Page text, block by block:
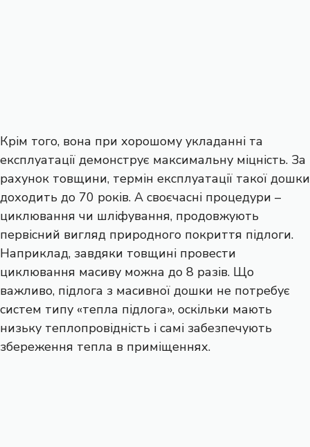
Крім того, вона при хорошому укладанні та
експлуатації демонструє максимальну міцність. За
рахунок товщини, термін експлуатації такої дошки
доходить до 70 років. А своєчасні процедури –
циклювання чи шліфування, продовжують
первісний вигляд природного покриття підлоги.
Наприклад, завдяки товщині провести
циклювання масиву можна до 8 разів. Що
важливо, підлога з масивної дошки не потребує
систем типу «тепла підлога», оскільки мають
низьку теплопровідність і самі забезпечують
збереження тепла в приміщеннях.